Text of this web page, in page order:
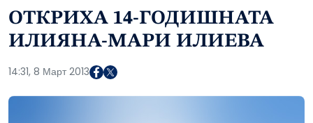
ОТКРИХА 14-ГОДИШНАТА
ИЛИЯНА-МАРИ ИЛИЕВА
14:31, 8 Март 2013